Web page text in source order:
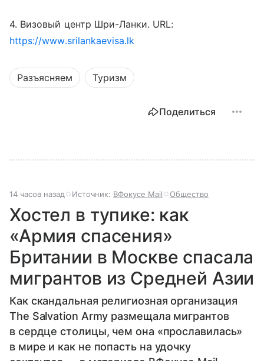
4. Визовый центр Шри-Ланки. URL:
https://www.srilankaevisa.lk
Разъясняем Туризм
Поделиться
14 часов назад Источник: ВФокусе Mail Общество
Хостел в тупике: как
«Армия спасения»
Британии в Москве спасала
мигрантов из Средней Азии
Как скандальная религиозная организация
The Salvation Army размещала мигрантов
в сердце столицы, чем она «прославилась»
в мире и как не попасть на удочку